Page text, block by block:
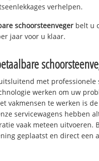
verhelpen.
schoorsteenveger belt u
jaar voor u klaar.
met professionele
werken om uw
vakmensen te werken is
servicewagens hebben
vaak meteen uitvoeren.
geplaatst en direct een